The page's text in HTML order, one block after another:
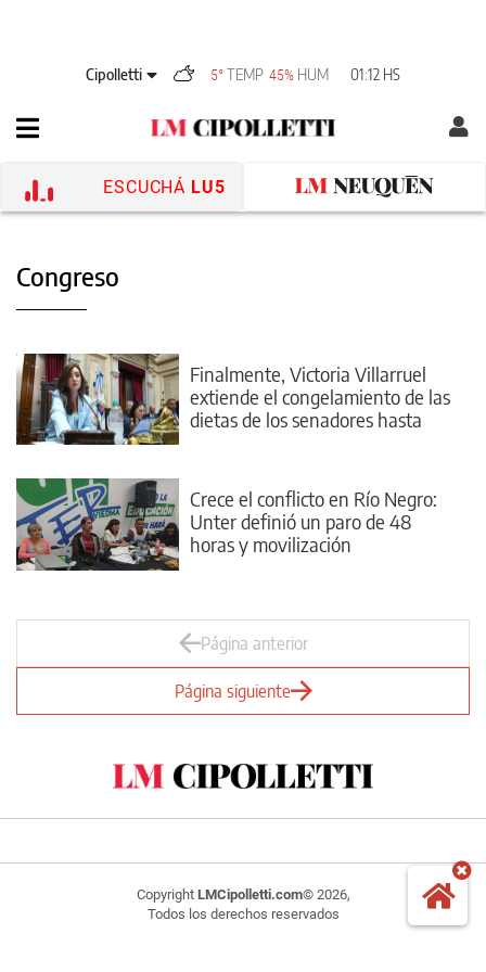
Cipolletti 5°TEMP 45% HUM 01:12 HS
ESCUCHÁ LU5
Congreso
Finalmente, Victoria Villarruel
extiende el congelamiento de las
dietas de los senadores hasta
Crece el conflicto en Río Negro:
Unter definió un paro de 48
horas y movilización
Página anterior
Página siguiente
Copyright LMCipolletti.com© 2026,
Todos los derechos reservados